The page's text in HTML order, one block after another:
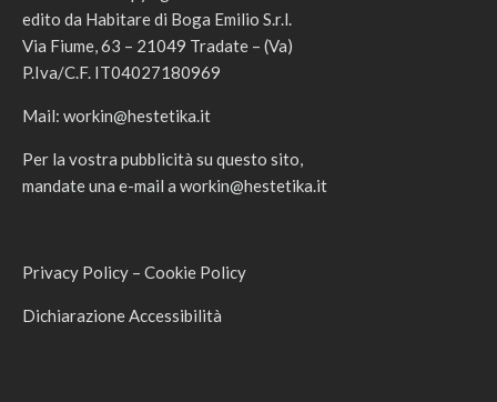
edito da Habitare di Boga Emilio S.r.l.
Via Fiume, 63 – 21049 Tradate – (Va)
P.Iva/C.F. IT04027180969
Mail: workin@hestetika.it
Per la vostra pubblicità su questo sito,
mandate una e-mail a workin@hestetika.it
Privacy Policy – Cookie Policy
Dichiarazione Accessibilità